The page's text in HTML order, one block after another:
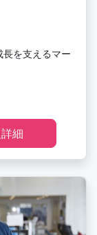
を支えるマー
細